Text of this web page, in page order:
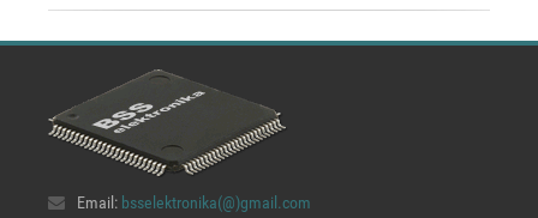
Email: bsselektronika(@)gmail.com